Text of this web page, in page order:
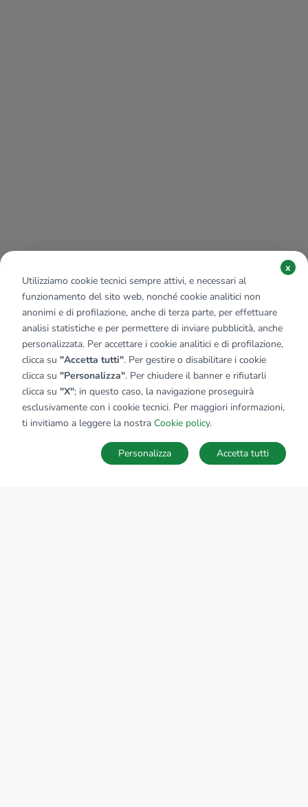
SALVA RICERCA
Utilizziamo cookie tecnici sempre attivi, e necessari al
funzionamento del sito web, nonché cookie analitici non
anonimi e di profilazione, anche di terza parte, per effettuare
analisi statistiche e per permettere di inviare pubblicità, anche
personalizzata. Per accettare i cookie analitici e di profilazione,
clicca su "Accetta tutti". Per gestire o disabilitare i cookie
clicca su "Personalizza". Per chiudere il banner e rifiutarli
clicca su "X"; in questo caso, la navigazione proseguirà
esclusivamente con i cookie tecnici. Per maggiori informazioni,
ti invitiamo a leggere la nostra Cookie policy.
x
Accetta tutti
Personalizza